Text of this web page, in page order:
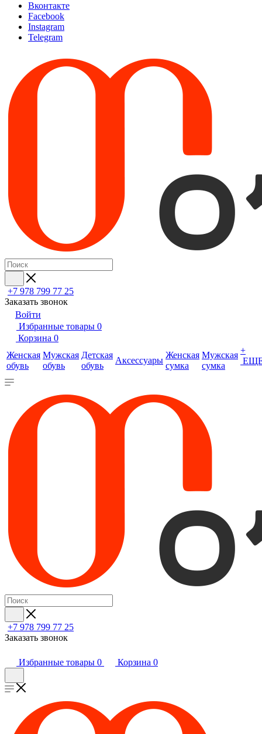
Вконтакте
Facebook
Instagram
Telegram
+7 978 799 77 25
Заказать звонок
Войти
Избранные товары 0
Корзина 0
Женская
обувь
Мужская
обувь
Детская
обувь
Аксессуары
Женская
сумка
Мужская
сумка
+
+7 978 799 77 25
Заказать звонок
Избранные товары 0 Корзина 0